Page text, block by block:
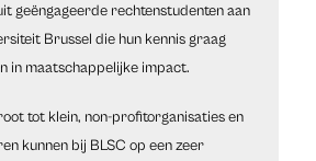
geëngageerde rechtenstudenten aan
Brussel die hun kennis graag
in maatschappelijke impact.
tot klein, non-profitorganisaties en
kunnen bij BLSC op een zeer